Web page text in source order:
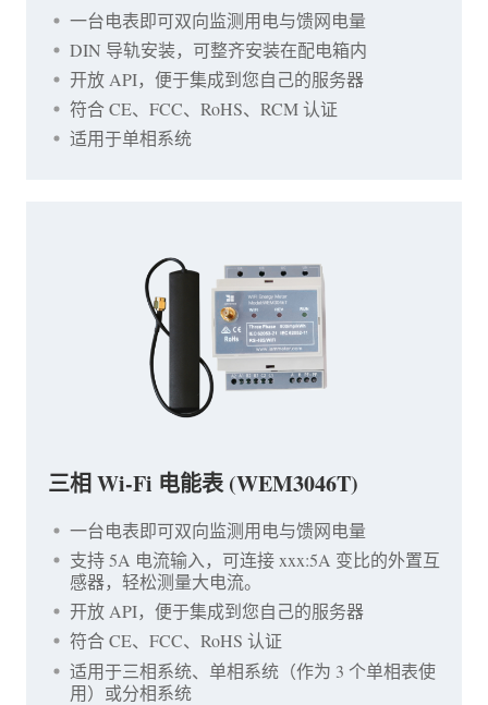
一台电表即可双向监测用电与馈网电量
DIN 导轨安装，可整齐安装在配电箱内
开放 API，便于集成到您自己的服务器
符合 CE、FCC、RoHS、RCM 认证
适用于单相系统
三相 Wi-Fi 电能表 (WEM3046T)
一台电表即可双向监测用电与馈网电量
支持 5A 电流输入，可连接 xxx:5A 变比的外置互
感器，轻松测量大电流。
开放 API，便于集成到您自己的服务器
符合 CE、FCC、RoHS 认证
适用于三相系统、单相系统（作为 3 个单相表使
用）或分相系统